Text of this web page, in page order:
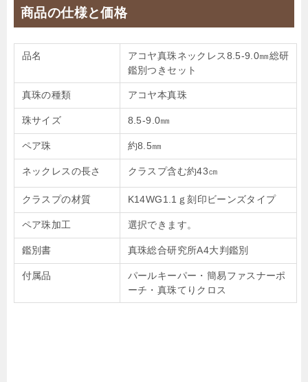
商品の仕様と価格
品名
アコヤ真珠ネックレス8.5-9.0㎜総研
鑑別つきセット
真珠の種類 アコヤ本真珠
珠サイズ 8.5-9.0㎜
ペア珠 約8.5㎜
ネックレスの長さ クラスプ含む約43㎝
クラスプの材質 K14WG1.1ｇ刻印ビーンズタイプ
ペア珠加工 選択できます。
鑑別書 真珠総合研究所A4大判鑑別
付属品
パールキーパー・簡易ファスナーポ
ーチ・真珠てりクロス